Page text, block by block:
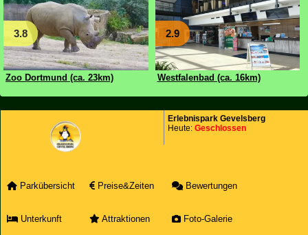
3.8
Zoo Dortmund (ca. 23km)
2.9
Westfalenbad (ca. 16km)
Erlebnispark Gevelsberg
Heute: Geschlossen
Parkübersicht Preise&Zeiten Bewertungen
Unterkunft Attraktionen Foto-Galerie